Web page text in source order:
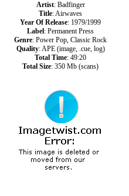
Artist: Badfinger
Title: Airwaves
Year Of Release: 1979/1999
Label: Permanent Press
Genre: Power Pop, Classic Rock
Quality: APE (image, .cue, log)
Total Time: 49:20
Total Size: 350 Mb (scans)